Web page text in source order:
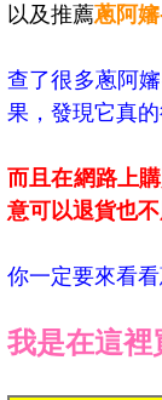
以及推薦蔥阿
查了很多蔥阿
果，發現它真
而且在網路上
意可以退貨也
你一定要來看
我是在這裡